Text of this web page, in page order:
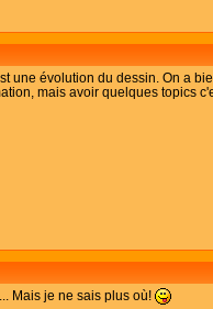
une évolution du dessin. On a
mais avoir quelques topics
Mais je ne sais plus où!